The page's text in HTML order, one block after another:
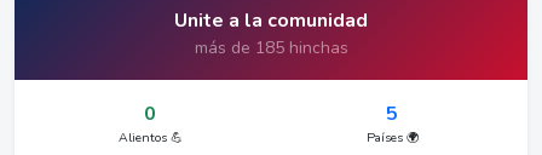
Unite a la comunidad
más de 185 hinchas
0
Alientos 💪
5
Países 🌍